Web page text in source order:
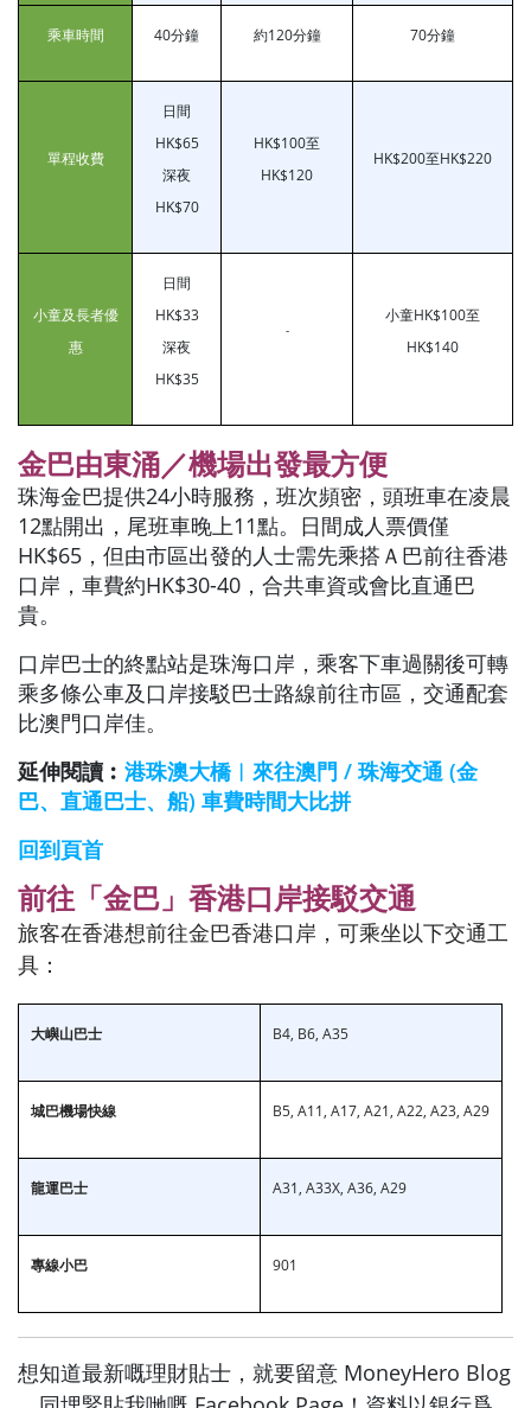
乘車時間 40分鐘 約120分鐘 70分鐘
單程收費
日間
HK$65
深夜
HK$70
HK$100至
HK$120
HK$200至HK$220
小童及長者優
惠
日間
HK$33
深夜
HK$35
-
小童HK$100至
HK$140
金巴由東涌／機場出發最方便
珠海金巴提供24小時服務，班次頻密 ，頭班車在凌晨
12點開出，尾班車晚上11點。日間成人票價僅
HK$65，但由市區出發的人士需先乘搭Ａ巴前往香港
口岸，車費約HK$30-40，合共車資或會比直通巴
貴。
口岸巴士的終點站是珠海口岸，乘客下車過關後可轉
乘多條公車及口岸接駁巴士路線前往市區，交通配套
比澳門口岸佳。
延伸閱讀︰ 港珠澳大橋︱來往澳門 / 珠海交通 (金
巴、直通巴士、船) 車費時間大比拼
回到頁首
前往「金巴」香港口岸接駁交通
旅客在香港想前往金巴香港口岸，可乘坐以下交通工
具：
大嶼山巴士 B4, B6, A35
城巴機場快線 B5, A11, A17, A21, A22, A23, A29
龍運巴士 A31, A33X, A36, A29
專線小巴 901
想知道最新嘅理財貼士，就要留意 MoneyHero Blog